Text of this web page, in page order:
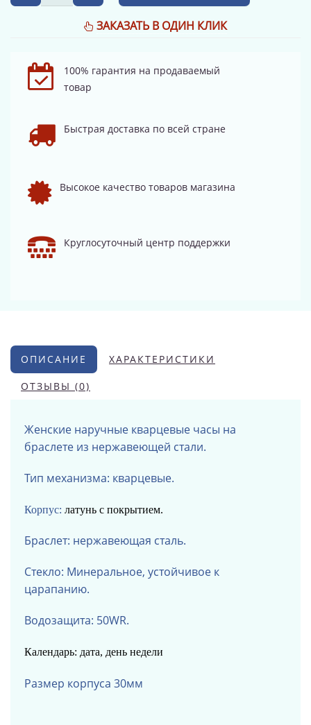
ЗАКАЗАТЬ В ОДИН КЛИК
100% гарантия на продаваемый
товар
Быстрая доставка по всей стране
Высокое качество товаров магазина
Круглосуточный центр поддержки
ОПИСАНИЕ ХАРАКТЕРИСТИКИ
ОТЗЫВЫ (0)
Женские наручные кварцевые часы на
браслете из нержавеющей стали.
Тип механизма: кварцевые.
Корпус: латунь с покрытием.
Браслет: нержавеющая сталь.
Стекло: Минеральное, устойчивое к
царапанию.
Водозащита: 50WR.
Календарь: дата, день недели
Размер корпуса 30мм